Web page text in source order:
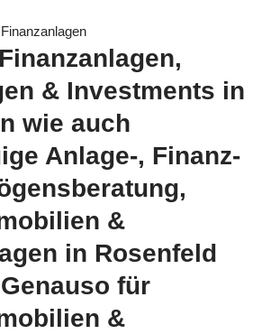
& Investments in
wie auch
Anlage-, Finanz-
&
in Rosenfeld
für
&